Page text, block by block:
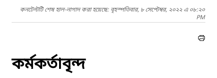
কনটেন্টটি শেষ হাল-নাগাদ করা হয়েছে: বৃহস্পতিবার, ৮ সেপ্টেম্বর, ২০২২ এ ০৮:২০
PM
কর্মকর্তাবৃন্দ